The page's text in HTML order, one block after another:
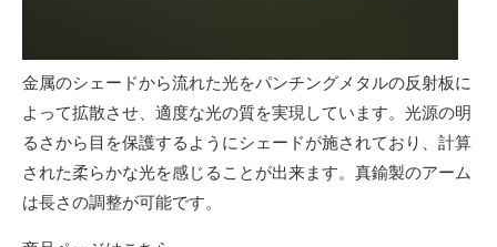
金属のシェードから流れた光をパンチングメタルの反射板に
よって拡散させ、適度な光の質を実現しています。光源の明
るさから目を保護するようにシェードが施されており、計算
された柔らかな光を感じることが出来ます。真鍮製のアーム
は長さの調整が可能です。